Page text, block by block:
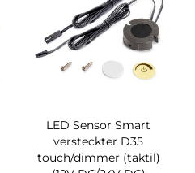
LED Sensor Smart
versteckter D35
touch/dimmer (taktil)